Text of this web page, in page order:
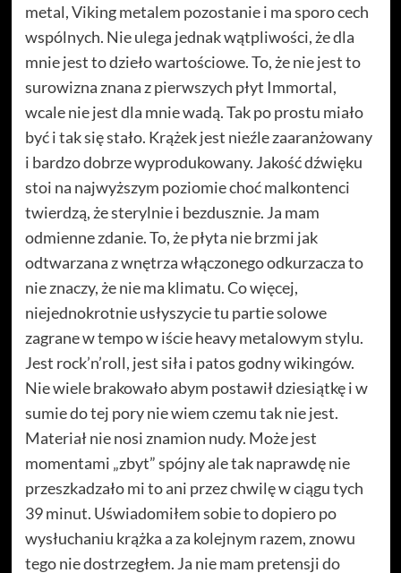
metal, Viking metalem pozostanie i ma sporo cech
wspólnych. Nie ulega jednak wątpliwości, że dla
mnie jest to dzieło wartościowe. To, że nie jest to
surowizna znana z pierwszych płyt Immortal,
wcale nie jest dla mnie wadą. Tak po prostu miało
być i tak się stało. Krążek jest nieźle zaaranżowany
i bardzo dobrze wyprodukowany. Jakość dźwięku
stoi na najwyższym poziomie choć malkontenci
twierdzą, że sterylnie i bezdusznie. Ja mam
odmienne zdanie. To, że płyta nie brzmi jak
odtwarzana z wnętrza włączonego odkurzacza to
nie znaczy, że nie ma klimatu. Co więcej,
niejednokrotnie usłyszycie tu partie solowe
zagrane w tempo w iście heavy metalowym stylu.
Jest rock’n’roll, jest siła i patos godny wikingów.
Nie wiele brakowało abym postawił dziesiątkę i w
sumie do tej pory nie wiem czemu tak nie jest.
Materiał nie nosi znamion nudy. Może jest
momentami „zbyt” spójny ale tak naprawdę nie
przeszkadzało mi to ani przez chwilę w ciągu tych
39 minut. Uświadomiłem sobie to dopiero po
wysłuchaniu krążka a za kolejnym razem, znowu
tego nie dostrzegłem. Ja nie mam pretensji do